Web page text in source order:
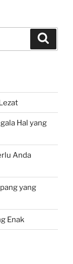
Hal yang
Anda
yang
Enak